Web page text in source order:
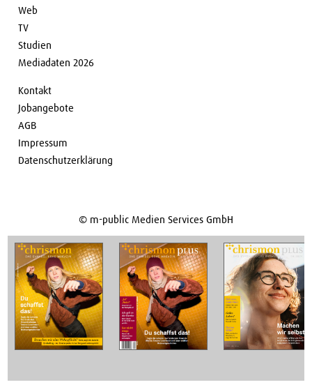
Web
TV
Studien
Mediadaten 2026
Kontakt
Jobangebote
AGB
Impressum
Datenschutzerklärung
© m-public Medien Services GmbH